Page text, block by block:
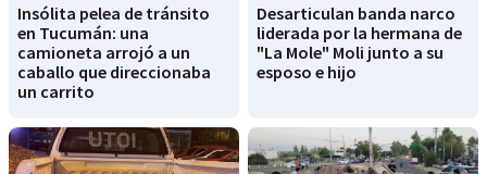
Insólita pelea de tránsito
en Tucumán: una
camioneta arrojó a un
caballo que direccionaba
un carrito
Desarticulan banda narco
liderada por la hermana de
"La Mole" Moli junto a su
esposo e hijo